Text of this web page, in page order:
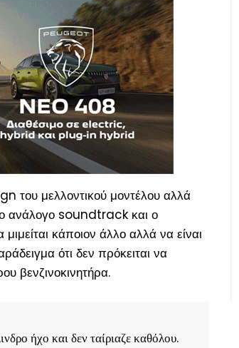
του μελλοντικού μοντέλου αλλά
ανάλογο soundtrack και ο
κάποιον άλλο αλλά να είναι
ότι δεν πρόκειται να
βενζινοκινητήρα.
ήχο και δεν ταίριαζε καθόλου.